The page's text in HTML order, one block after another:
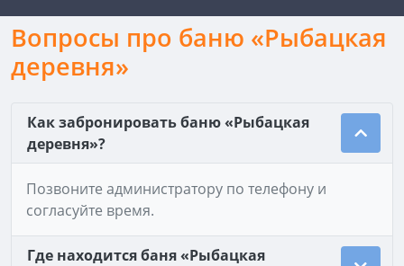
Вопросы про баню «Рыбацкая
деревня»
Как забронировать баню «Рыбацкая
деревня»?
Позвоните администратору по телефону и
согласуйте время.
Где находится баня «Рыбацкая